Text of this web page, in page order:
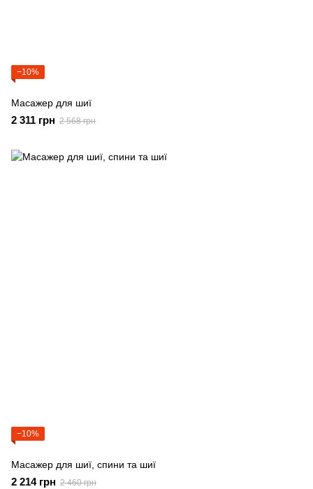
−10%
Масажер для шиї
2 311 грн 2 568 грн
−10%
Масажер для шиї, спини та шиї
2 214 грн 2 460 грн